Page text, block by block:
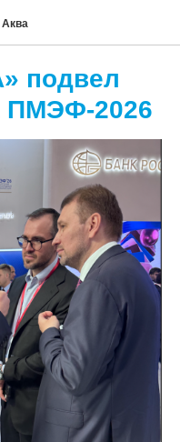
подвел
ПМЭФ-2026